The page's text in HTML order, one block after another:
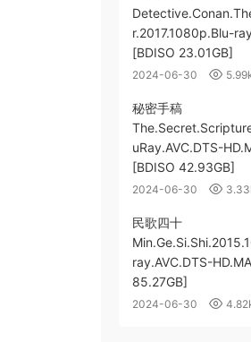
r.2017.1080p.Blu-
[BDISO 23.01GB]
2024-06-30
秘密手稿
uRay.AVC.DTS-
[BDISO 42.93GB]
2024-06-30
民歌四十
ray.AVC.DTS-
85.27GB]
2024-06-30